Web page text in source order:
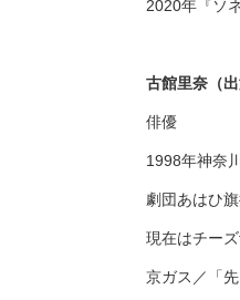
2020年『ソ
古館里奈（出
俳優
1998年神奈
劇団あはひ
現在はチー
京ガス／「